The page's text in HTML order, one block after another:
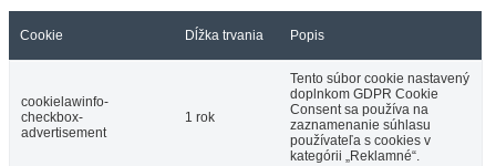
Cookie Dĺžka trvania Popis
cookielawinfo-
checkbox-
advertisement
1 rok
Tento súbor cookie nastavený
doplnkom GDPR Cookie
Consent sa používa na
zaznamenanie súhlasu
používateľa s cookies v
kategórii „Reklamné“.